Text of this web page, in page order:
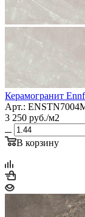
Керамогранит
Арт.:
3 250 руб./м2
В корзину